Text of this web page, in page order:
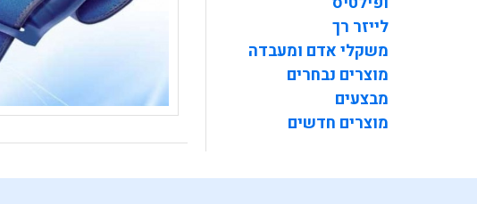
לייזר רך
משקלי אדם ומעבדה
מוצרים נבחרים
מבצעים
מוצרים חדשים